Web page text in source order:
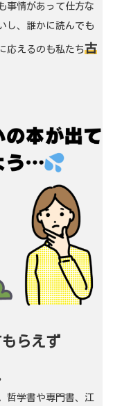
事情があって仕方な
し、誰かに読んでも
応えるのも私たち古
らえず
哲学書や専門書、江